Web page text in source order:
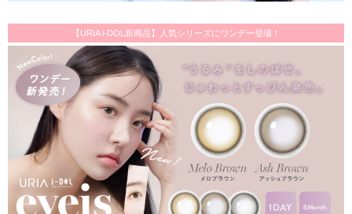
【URIA i-DOL新商品】人気シリーズにワンデー登場！